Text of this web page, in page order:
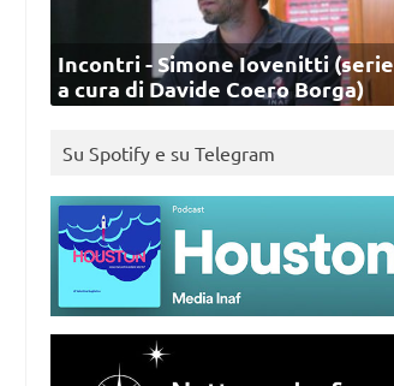
Incontri - Simone Iovenitti (serie
a cura di Davide Coero Borga)
Su Spotify e su Telegram